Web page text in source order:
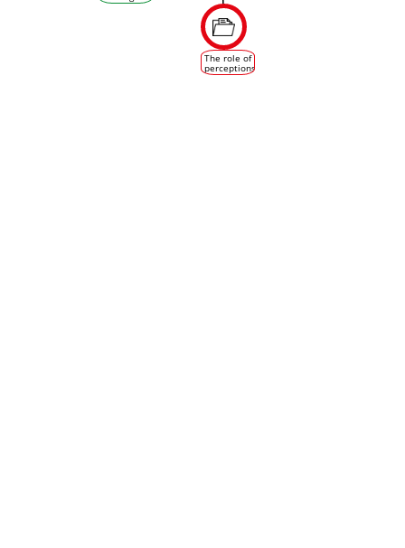
The role of
perceptions,
goals and